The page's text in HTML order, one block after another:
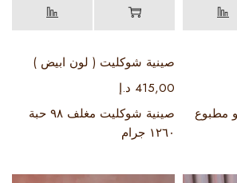
صينية شوكليت ( لون ابيض )
415,00 د.إ
صينية شوكليت مغلف ٩٨ حبة
١٢٦٠ جرام